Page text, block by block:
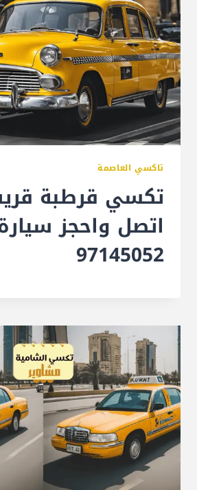
تاكسي العاصمة
تكسي قرطبة
اتصل واحجز
97145052